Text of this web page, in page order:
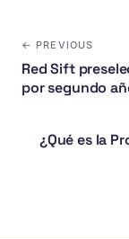
← PREVIOUS
Red Sift
por segundo
¿Qué es la